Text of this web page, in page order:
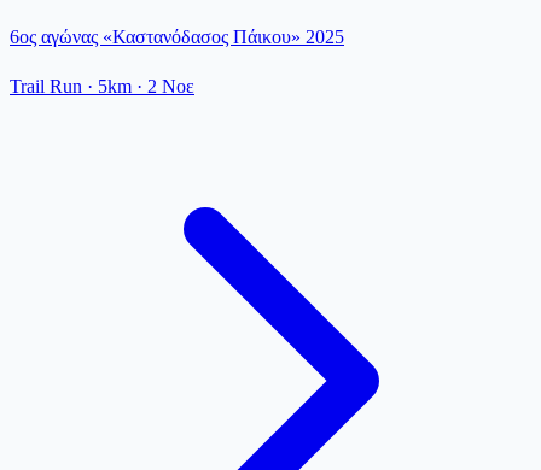
6ος αγώνας «Καστανόδασος Πάικου» 2025
Trail Run · 5km · 2 Νοε